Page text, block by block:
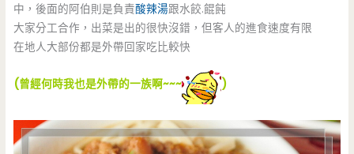
中，後面的阿伯則是負責酸辣湯跟水餃.餛飩
大家分工合作，出菜是出的很快沒錯，但客人的進食速度有限
在地人大部份都是外帶回家吃比較快
(曾經何時我也是外帶的一族啊~~~ )